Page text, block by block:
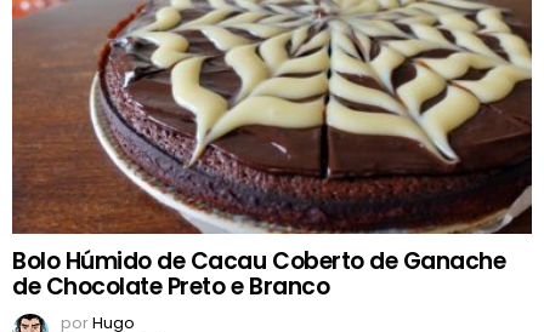
Bolo Húmido de Cacau Coberto de Ganache
de Chocolate Preto e Branco
porHugo